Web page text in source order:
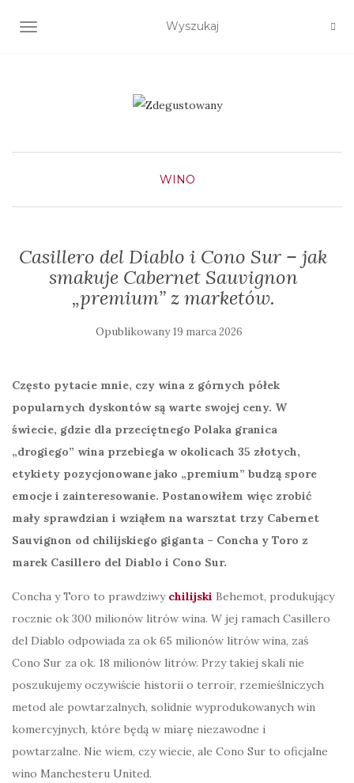
TOGGLE NAVIGATION
WINO
Casillero del Diablo i Cono Sur – jak
smakuje Cabernet Sauvignon
„premium” z marketów.
Opublikowany19 marca 2026
Często pytacie mnie, czy wina z górnych półek
popularnych dyskontów są warte swojej ceny. W
świecie, gdzie dla przeciętnego Polaka granica
„drogiego” wina przebiega w okolicach 35 złotych,
etykiety pozycjonowane jako „premium” budzą spore
emocje i zainteresowanie. Postanowiłem więc zrobić
mały sprawdzian i wziąłem na warsztat trzy Cabernet
Sauvignon od chilijskiego giganta – Concha y Toro z
marek Casillero del Diablo i Cono Sur.
Concha y Toro to prawdziwy chilijski Behemot, produkujący
rocznie ok 300 milionów litrów wina. W jej ramach Casillero
del Diablo odpowiada za ok 65 milionów litrów wina, zaś
Cono Sur za ok. 18 milionów litrów. Przy takiej skali nie
poszukujemy oczywiście historii o terroir, rzemieślniczych
metod ale powtarzalnych, solidnie wyprodukowanych win
komercyjnych, które będą w miarę niezawodne i
powtarzalne. Nie wiem, czy wiecie, ale Cono Sur to oficjalne
wino Manchesteru United.